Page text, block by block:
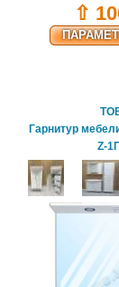
⇧
Гарнитур
Z-